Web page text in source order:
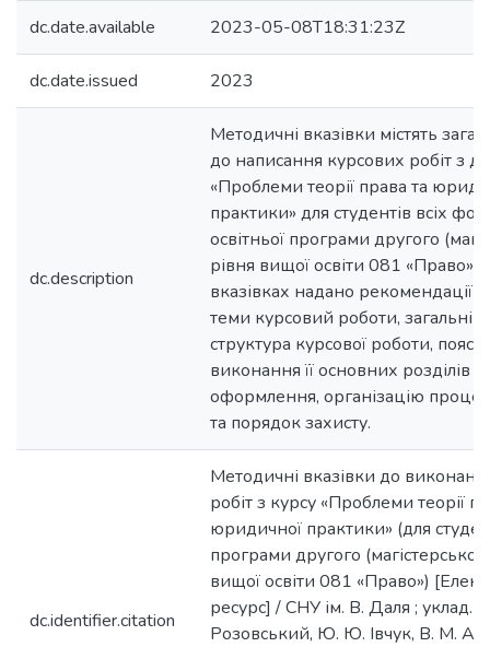
dc.date.available 2023-05-08T18:31:23Z
dc.date.issued 2023
dc.description
Методичні вказівки містять
до написання курсових робіт з
«Проблеми теорії права та
практики» для студентів всіх
освітньої програми другого
рівня вищої освіти 081
вказівках надано рекомендації
теми курсовий роботи, загальні
структура курсової роботи,
виконання її основних розділів та
оформлення, організацію
та порядок захисту.
dc.identifier.citation
Методичні вказівки до
робіт з курсу «Проблеми теорії
юридичної практики» (для
програми другого
вищої освіти 081 «Право»)
ресурс] / СНУ ім. В. Даля ; уклад. :
Розовський, Ю. Ю. Івчук, В. М.